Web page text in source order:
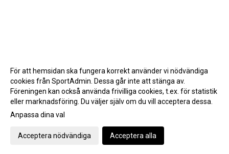
Gå till Webbversion
För att hemsidan ska fungera korrekt använder vi nödvändiga
cookies från SportAdmin. Dessa går inte att stänga av.
Föreningen kan också använda frivilliga cookies, t.ex. för statistik
eller marknadsföring. Du väljer själv om du vill acceptera dessa.
Anpassa dina val
Acceptera nödvändiga Acceptera alla